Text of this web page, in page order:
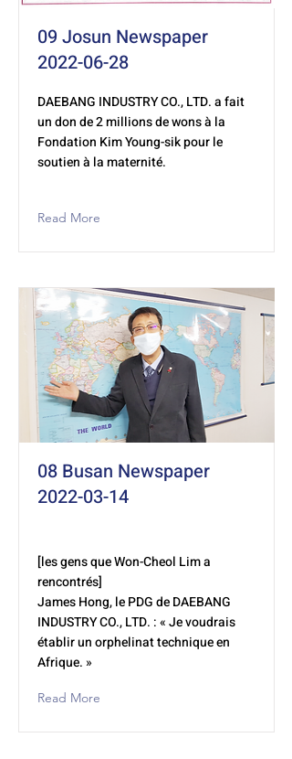
09 Josun Newspaper
2022-06-28
DAEBANG INDUSTRY CO., LTD. a fait
un don de 2 millions de wons à la
Fondation Kim Young-sik pour le
soutien à la maternité.
Read More
08 Busan Newspaper
2022-03-14
[les gens que Won-Cheol Lim a
rencontrés]
James Hong, le PDG de DAEBANG
INDUSTRY CO., LTD. : « Je voudrais
établir un orphelinat technique en
Afrique. »
Read More